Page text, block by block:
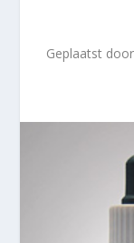
Geplaatst door